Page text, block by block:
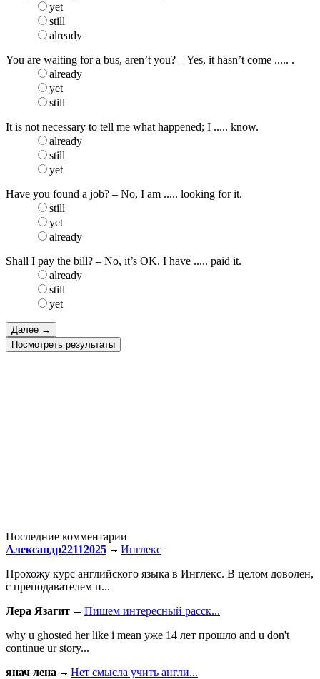
yet
still
already
You are waiting for a bus, aren’t you? – Yes, it hasn’t come ..... .
already
yet
still
It is not necessary to tell me what happened; I ..... know.
already
still
yet
Have you found a job? – No, I am ..... looking for it.
still
yet
already
Shall I pay the bill? – No, it’s OK. I have ..... paid it.
already
still
yet
Посмотреть результаты
Последние комментарии
Александр22112025
Инглекс
Прохожу курс английского языка в Инглекс. В целом доволен,
с преподавателем п...
Лера Язагит
Пишем интересный расск...
why u ghosted her like i mean уже 14 лет прошло and u don't
continue ur story...
янач лена
Нет смысла учить англи...